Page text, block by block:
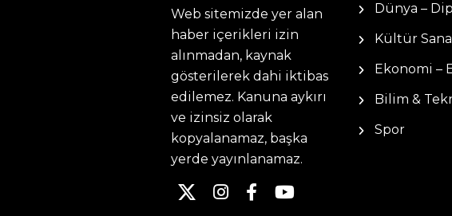
Web sitemizde yer alan
haber içerikleri izin
alınmadan, kaynak
gösterilerek dahi iktibas
edilemez. Kanuna aykırı
ve izinsiz olarak
kopyalanamaz, başka
yerde yayınlanamaz.
Dünya –
Kültür
Ekonomi –
Bilim &
Spor